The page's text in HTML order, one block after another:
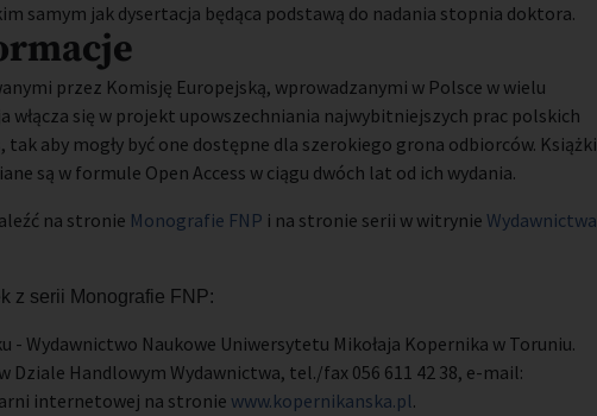
samym jak dysertacja będąca podstawą do nadania stopnia doktora.
przez Komisję Europejską, wprowadzanymi w Polsce w wielu
włącza się w projekt upowszechniania najwybitniejszych prac polskich
tak aby mogły być one dostępne dla szerokiego grona odbiorców. Książki
są w formule Open Access w ciągu dwóch lat od ich wydania.
na stronie Monografie FNP i na stronie serii w witrynie Wydawnictwa
z serii Monografie FNP:
- Wydawnictwo Naukowe Uniwersytetu Mikołaja Kopernika w Toruniu.
Dziale Handlowym Wydawnictwa, tel./fax 056 611 42 38, e-mail:
internetowej na stronie www.kopernikanska.pl.